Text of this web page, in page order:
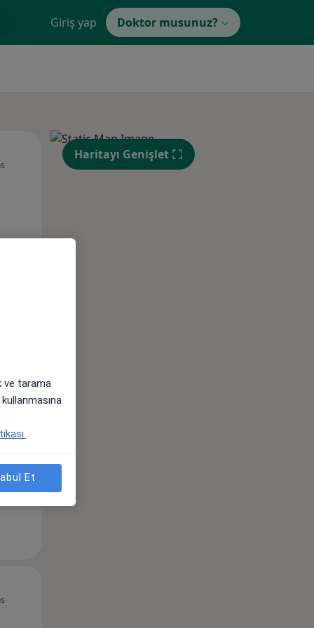
Giriş yap Doktor musunuz?
13 Ağustos
Cum,
14 Ağustos
Cmt,
15 Ağustos
13 Ağustos
Haritayı Genişlet
ve tarama
Et